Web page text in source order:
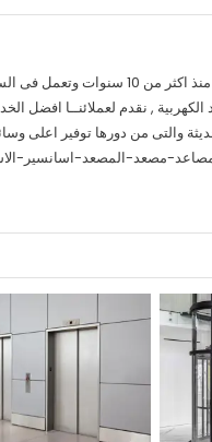
هى شركة مصرية تأسست منذ اكثر من 10 سنوات
, نقدم لعملائنــا افضل
والتى من دورها توفير اعلى
مصاعد-مصعد-المصعد-اسانسير-